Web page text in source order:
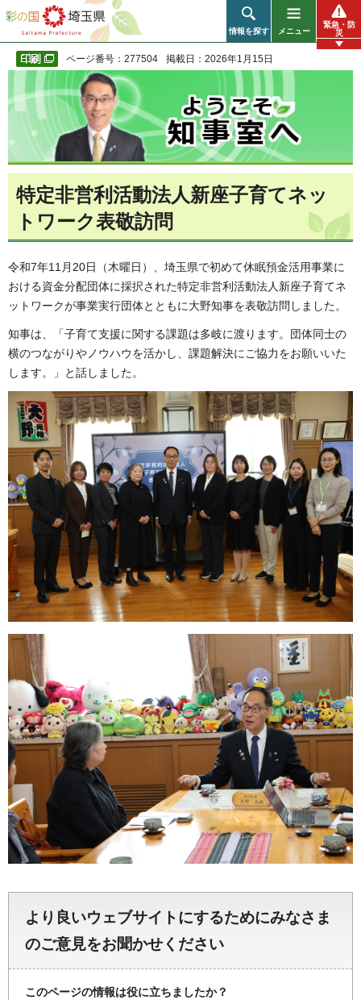
彩の国 埼玉県
情報を探す メニュー
緊急・防
災
ページ番号：277504 掲載日：2026年1月15日
特定非営利活動法人新座子育てネッ
トワーク表敬訪問
令和7年11月20日（木曜日）、埼玉県で初めて休眠預金活用事業に
おける資金分配団体に採択された特定非営利活動法人新座子育てネ
ットワークが事業実行団体とともに大野知事を表敬訪問しました。
知事は、「子育て支援に関する課題は多岐に渡ります。団体同士の
横のつながりやノウハウを活かし、課題解決にご協力をお願いいた
します。」と話しました。
より良いウェブサイトにするためにみなさま
のご意見をお聞かせください
このページの情報は役に立ちましたか？